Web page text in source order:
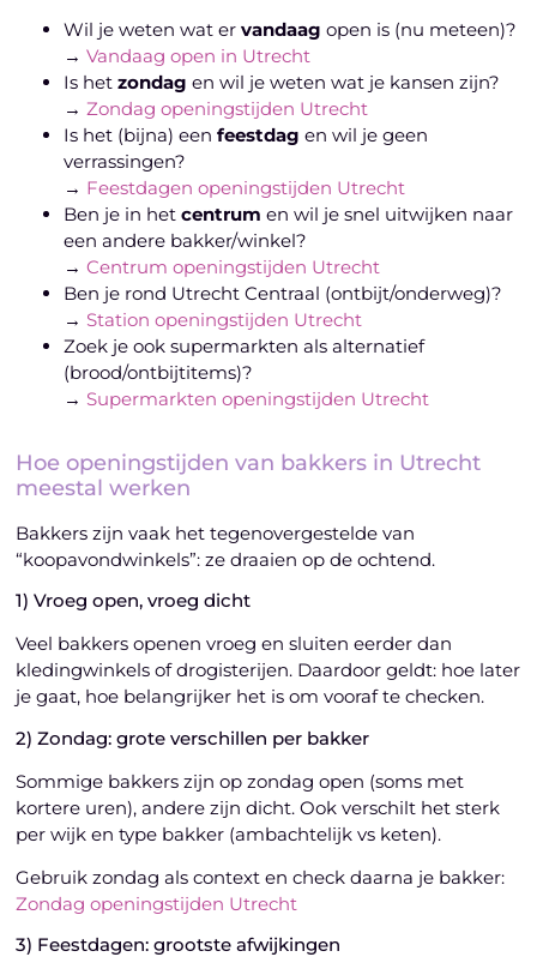
Wil je weten wat ervandaag open is (nu meteen)?
→Vandaag open in Utrecht
Is hetzondag en wil je weten wat je kansen zijn?
→Zondag openingstijden Utrecht
Is het (bijna) eenfeestdag en wil je geen
verrassingen?
→ Feestdagen openingstijden Utrecht
Ben je in hetcentrum en wil je snel uitwijken naar
een andere bakker/winkel?
→Centrum openingstijden Utrecht
Ben je rond Utrecht Centraal (ontbijt/onderweg)?
→ Station openingstijden Utrecht
Zoek je ook supermarkten als alternatief
(brood/ontbijtitems)?
→ Supermarkten openingstijden Utrecht
Hoe openingstijden van bakkers in Utrecht
meestal werken
Bakkers zijn vaak het tegenovergestelde van
“koopavondwinkels”: ze draaien op de ochtend.
1) Vroeg open, vroeg dicht
Veel bakkers openen vroeg en sluiten eerder dan
kledingwinkels of drogisterijen. Daardoor geldt: hoe later
je gaat, hoe belangrijker het is om vooraf te checken.
2) Zondag: grote verschillen per bakker
Sommige bakkers zijn op zondag open (soms met
kortere uren), andere zijn dicht. Ook verschilt het sterk
per wijk en type bakker (ambachtelijk vs keten).
Gebruik zondag als context en check daarna je bakker:
Zondag openingstijden Utrecht
3) Feestdagen: grootste afwijkingen